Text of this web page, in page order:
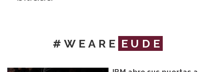
#WEARE EUDE